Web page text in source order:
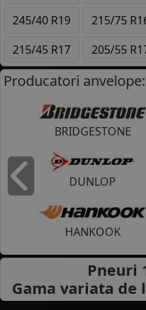
245/40 R19
215/75
215/45 R17
205/55
Producatori anvelope:
BRIDGESTONE
DUNLOP
HANKOOK
Inapoi
Pneuri
Gama variata de